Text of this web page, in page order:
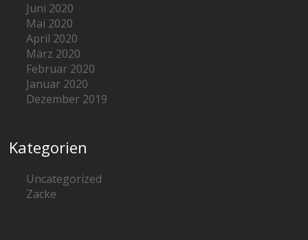
Juni 2020
Mai 2020
April 2020
März 2020
Februar 2020
Januar 2020
Dezember 2019
Kategorien
Uncategorized
Zacke